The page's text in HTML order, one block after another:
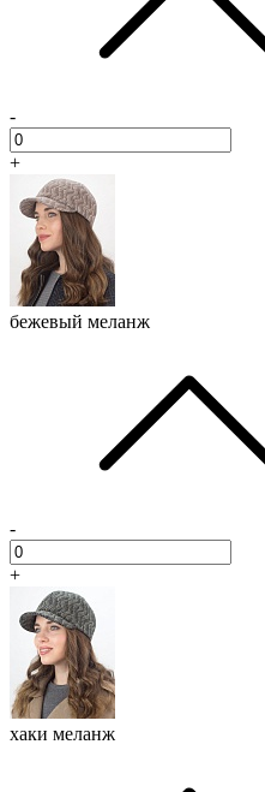
-
+
бежевый меланж
-
+
хаки меланж